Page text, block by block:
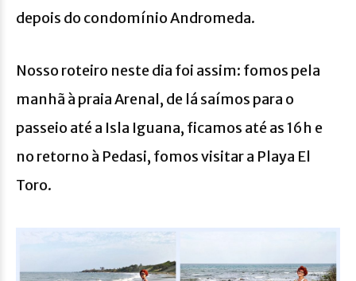
depois do condomínio Andromeda.
Nosso roteiro neste dia foi assim: fomos pela
manhã à praia Arenal, de lá saímos para o
passeio até a Isla Iguana, ficamos até as 16h e
no retorno à Pedasi, fomos visitar a Playa El
Toro.